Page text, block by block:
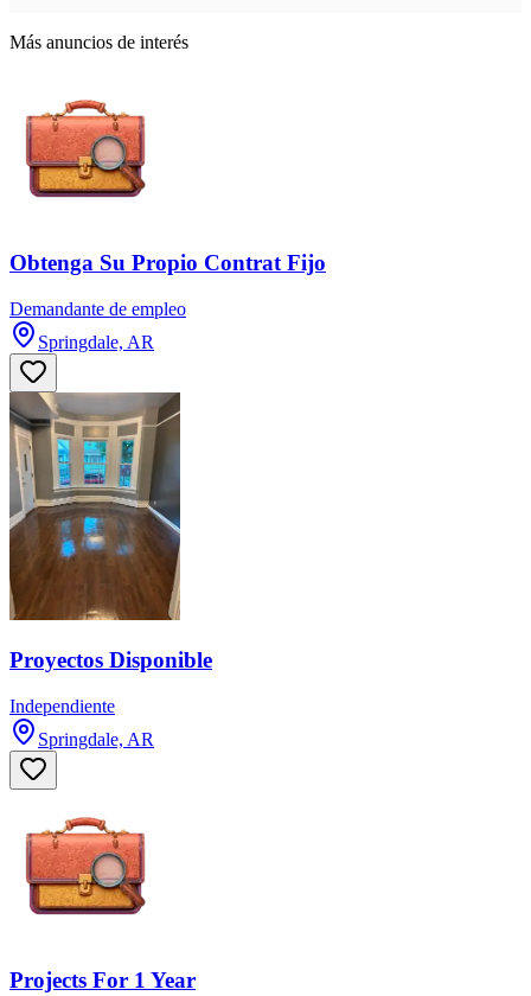
Más anuncios de interés
Obtenga Su Propio Contrat Fijo
Demandante de empleo
Springdale, AR
Proyectos Disponible
Independiente
Springdale, AR
Projects For 1 Year